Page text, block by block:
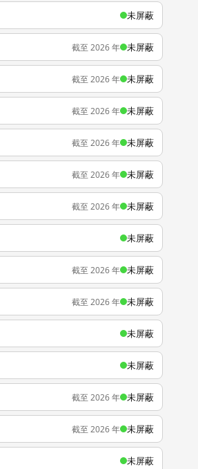
未屏蔽
截至 2026 年 未屏蔽
截至 2026 年 未屏蔽
截至 2026 年 未屏蔽
截至 2026 年 未屏蔽
截至 2026 年 未屏蔽
截至 2026 年 未屏蔽
未屏蔽
截至 2026 年 未屏蔽
截至 2026 年 未屏蔽
未屏蔽
未屏蔽
截至 2026 年 未屏蔽
截至 2026 年 未屏蔽
未屏蔽